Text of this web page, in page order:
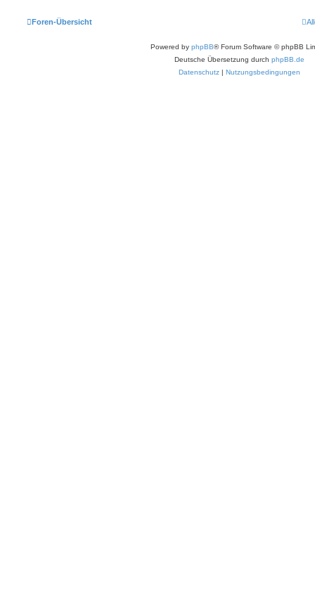
Foren-Übersicht
Powered by phpBB® Forum Software © phpBB
Deutsche Übersetzung durch phpBB.de
Datenschutz
Nutzungsbedingungen